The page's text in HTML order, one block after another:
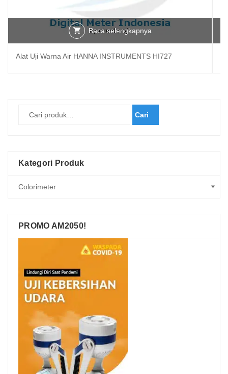
Baca selengkapnya
Alat Uji Warna Air HANNA INSTRUMENTS HI727
Cari
Kategori Produk
PROMO AM2050!